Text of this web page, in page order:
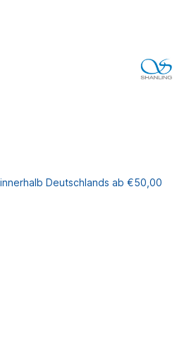
Deutschlands ab €50,00